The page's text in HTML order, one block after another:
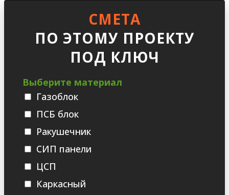
СМЕТА
ПО ЭТОМУ ПРОЕКТУ
ПОД КЛЮЧ
Выберите материал
Газоблок
ПСБ блок
Ракушечник
СИП панели
ЦСП
Каркасный